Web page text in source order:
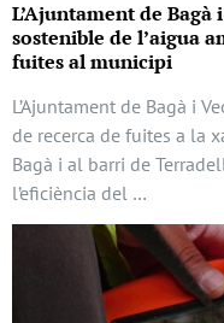
L’Ajuntament de
sostenible de l’aigua
fuites al municipi
L’Ajuntament de Bagà i
de recerca de fuites a la
Bagà i al barri de
l’eficiència del …